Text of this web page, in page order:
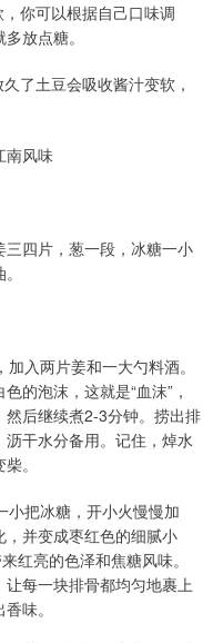
你可以根据自己口味调
放点糖。
了土豆会吸收酱汁变软，
南风味
四片，葱一段，冰糖一小
入两片姜和一大勺料酒。
的泡沫，这就是“血沫”，
后继续煮2-3分钟。捞出排
干水分备用。记住，焯水
。
小把冰糖，开小火慢慢加
并变成枣红色的细腻小
红亮的色泽和焦糖风味。
每一块排骨都均匀地裹上
味。